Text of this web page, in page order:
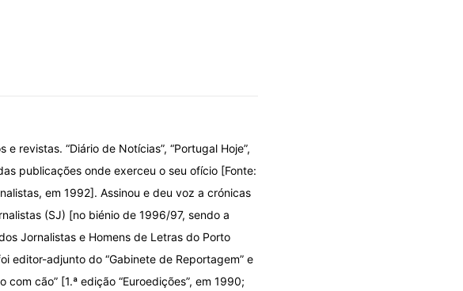
revistas. “Diário de Notícias”, “Portugal Hoje”,
publicações onde exerceu o seu ofício [Fonte:
em 1992]. Assinou e deu voz a crónicas
(SJ) [no biénio de 1996/97, sendo a
Jornalistas e Homens de Letras do Porto
editor-adjunto do “Gabinete de Reportagem” e
cão” [1.ª edição “Euroedições”, em 1990;